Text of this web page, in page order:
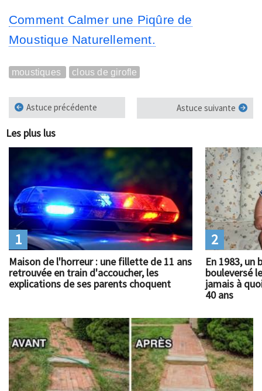
Comment Calmer une Piqûre de
Moustique Naturellement.
moustiques clous de girofle
Astuce précédente Astuce suivante
Les plus lus
Maison de l'horreur : une fillette de 11 ans
retrouvée en train d'accoucher, les
explications de ses parents choquent
1
En 1983, un
bouleversé
jamais à
40 ans
2